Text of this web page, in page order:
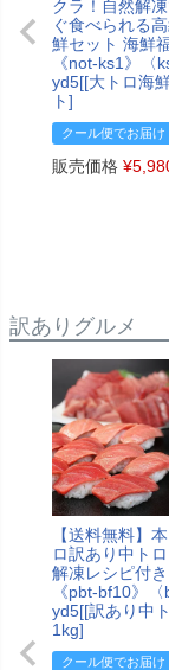
クラ！自然解
ぐ食べられる
鮮セット 海鮮
《not-ks1》〈
yd5[[大トロ海
ト]
クール便でお届け
販売価格 ¥
訳ありグルメ
【送料無料】
ロ訳あり中ト
解凍レシピ付き
《pbt-bf10》〈
yd5[[訳あり中
1kg]
クール便でお届け